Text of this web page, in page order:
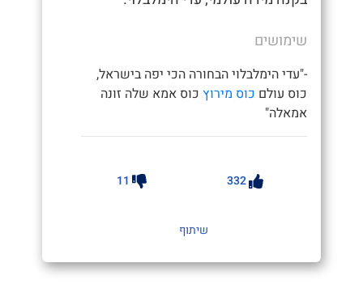
שימושים
-"עדי הימלבלוי הבחורה הכי יפה בישראל,
כוס עולם כוס מירוץ כוס אמא שלה זונה
אמאלה"
332
11
שיתוף